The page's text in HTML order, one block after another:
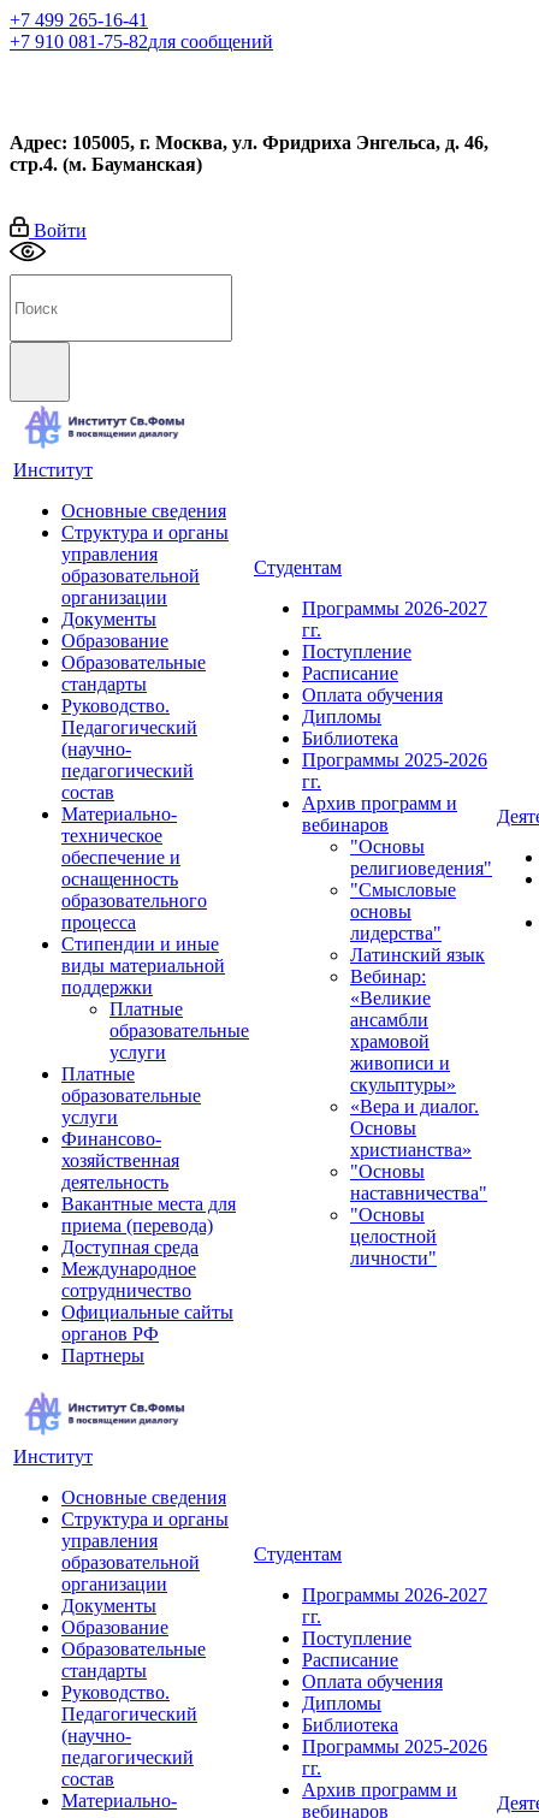
+7 499 265-16-41
+7 910 081-75-82для сообщений
Адрес: 105005, г. Москва, ул. Фридриха Энгельса, д. 46,
стр.4. (м. Бауманская)
Войти
Институт
Основные сведения
Структура и органы
управления
образовательной
организации
Документы
Образование
Образовательные
стандарты
Руководство.
Педагогический
(научно-
педагогический
состав
Материально-
техническое
обеспечение и
оснащенность
образовательного
процесса
Стипендии и иные
виды материальной
поддержки
Платные
образовательные
услуги
Платные
образовательные
услуги
Финансово-
хозяйственная
деятельность
Вакантные места для
приема (перевода)
Доступная среда
Международное
сотрудничество
Официальные сайты
органов РФ
Партнеры
Студентам
Программы 2026-2027
гг.
Поступление
Расписание
Оплата обучения
Дипломы
Библиотека
Программы 2025-2026
гг.
Архив программ и
вебинаров
"Основы
религиоведения"
"Смысловые
основы
лидерства"
Латинский язык
Вебинар:
«Великие
ансамбли
храмовой
живописи и
скульптуры»
«Вера и диалог.
Основы
христианства»
"Основы
наставничества"
"Основы
целостной
личности"
Институт
Основные сведения
Структура и органы
управления
образовательной
организации
Документы
Образование
Образовательные
стандарты
Руководство.
Педагогический
(научно-
педагогический
состав
Материально-
Студентам
Программы 2026-2027
гг.
Поступление
Расписание
Оплата обучения
Дипломы
Библиотека
Программы 2025-2026
гг.
Архив программ и
вебинаров